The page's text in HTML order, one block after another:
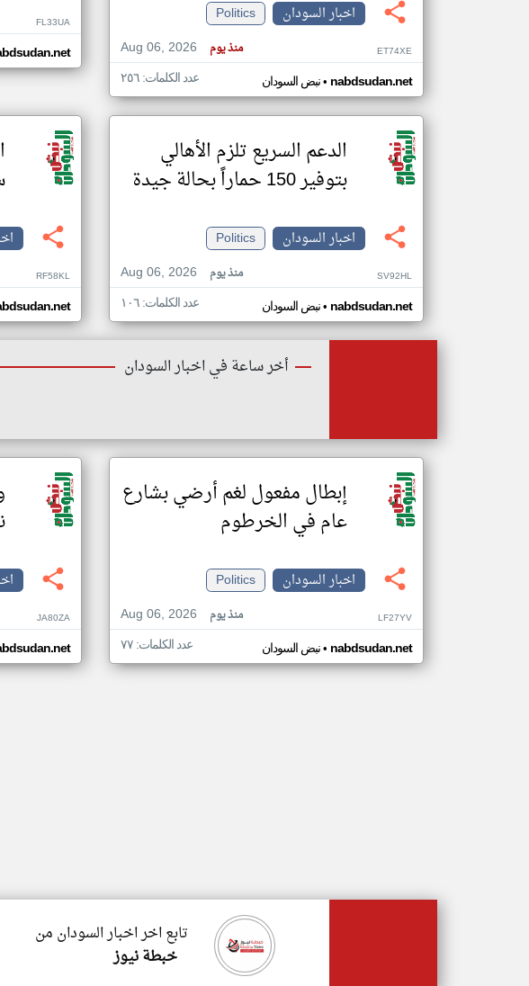
اخبار السودان
Politics
Aug 06, 2026
منذ يوم ET74XE
نبض السودان• nabdsudan.net عدد الكلمات: ٢٥٦
FL33UA
الدعم السريع تلزم الأهالي
بتوفير 150 حماراً بحالة جيدة
اخبار السودان
Politics
Aug 06, 2026
منذ يوم SV92HL
نبض السودان• nabdsudan.net عدد الكلمات: ١٠٦
RF58KL
أخر ساعة في اخبار السودان
إبطال مفعول لغم أرضي بشارع
عام في الخرطوم
اخبار السودان
Politics
Aug 06, 2026
منذ يوم LF27YV
نبض السودان• nabdsudan.net عدد الكلمات: ٧٧
JA80ZA
تابع اخر اخبار السودان من
خبطة نيوز